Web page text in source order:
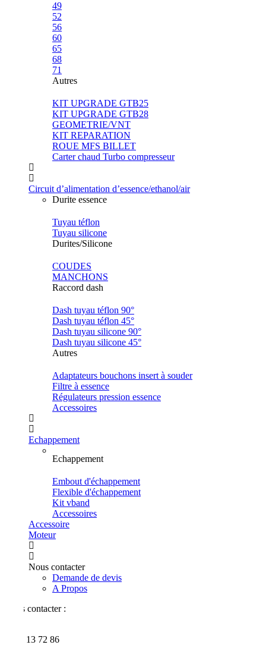
49
52
56
60
65
68
71
Autres
KIT UPGRADE GTB25
KIT UPGRADE GTB28
GEOMETRIE/VNT
KIT REPARATION
ROUE MFS BILLET
Carter chaud Turbo compresseur
Circuit d’alimentation d’essence/ethanol/air
Durite essence
Tuyau téflon
Tuyau silicone
Durites/Silicone
COUDES
MANCHONS
Raccord dash
Dash tuyau téflon 90°
Dash tuyau téflon 45°
Dash tuyau silicone 90°
Dash tuyau silicone 45°
Autres
Adaptateurs bouchons insert à souder
Filtre à essence
Régulateurs pression essence
Accessoires
Echappement
Echappement
Embout d'échappement
Flexible d'échappement
Kit vband
Accessoires
Accessoire
Moteur
Nous contacter
Demande de devis
A Propos
Nous contacter :
0690 13 72 86